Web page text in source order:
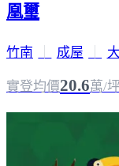
凰璽
竹南 成屋
實登均價20.6萬/